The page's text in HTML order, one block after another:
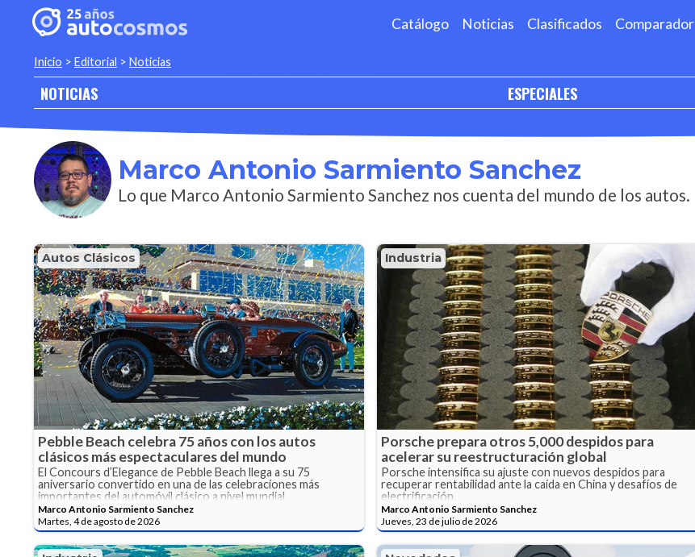
Catálogo Noticias Clasificados Comparador
Inicio > Editorial > Noticias
NOTICIAS ESPECIALES
Marco Antonio Sarmiento Sanchez
Lo que Marco Antonio Sarmiento Sanchez nos cuenta del mundo de los autos.
Autos Clásicos
Pebble Beach celebra 75 años con los autos
clásicos más espectaculares del mundo
El Concours d’Elegance de Pebble Beach llega a su 75
aniversario convertido en una de las celebraciones más
importantes del automóvil clásico a nivel mundial.
Marco Antonio Sarmiento Sanchez
Martes, 4 de agosto de 2026
Industria
Porsche prepara otros 5,000 despidos para
acelerar su reestructuración global
Porsche intensifica su ajuste con nuevos despidos para
recuperar rentabilidad ante la caída en China y desafíos de
electrificación.
Marco Antonio Sarmiento Sanchez
Jueves, 23 de julio de 2026